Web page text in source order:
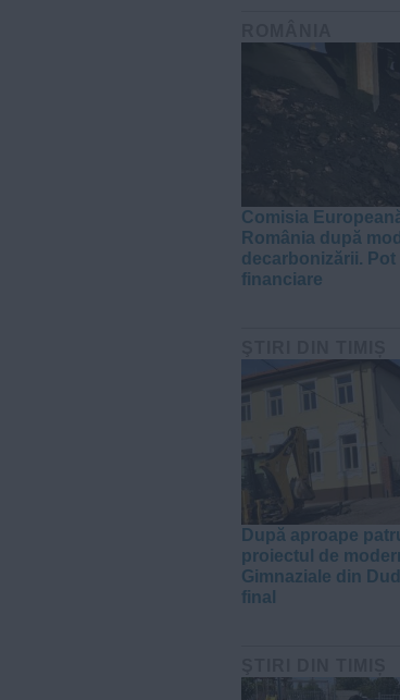
Comisia
România după
decarbonizării.
financiare
După aproape
proiectul de
Gimnaziale din
final